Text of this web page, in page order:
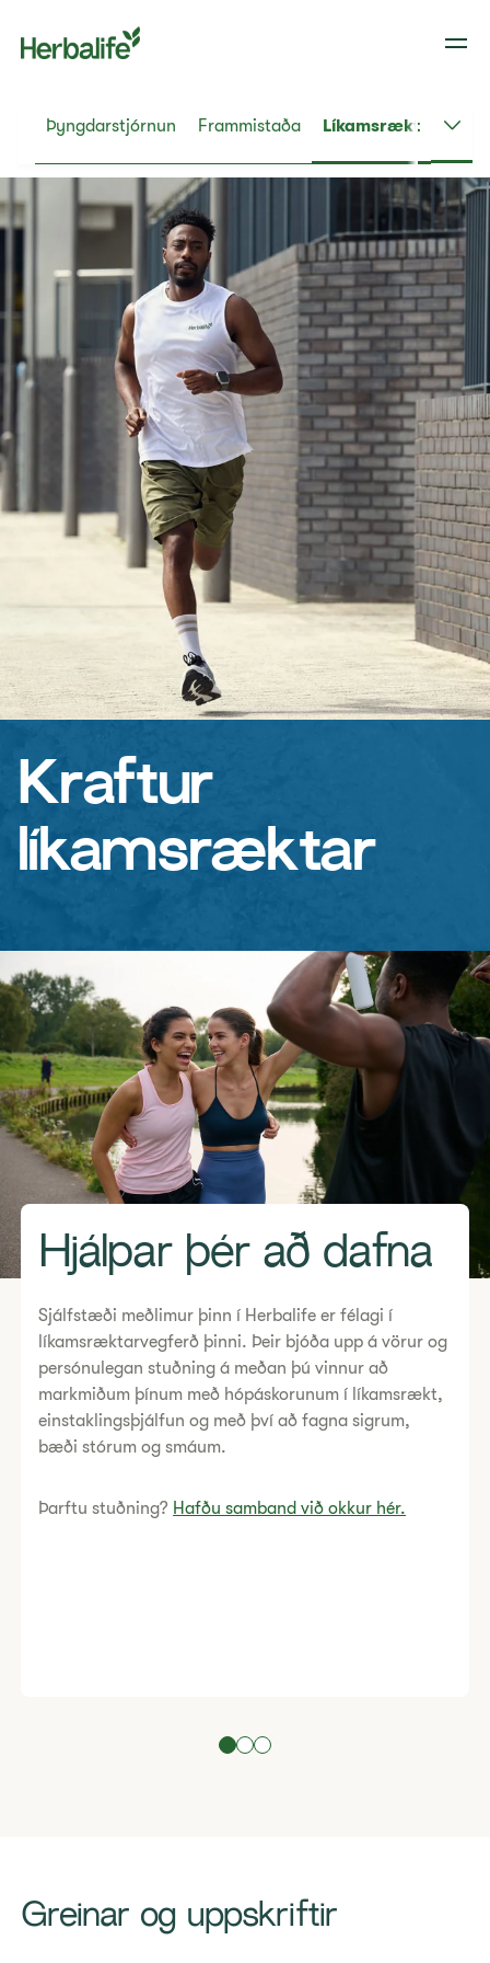
Þyngdarstjórnun Frammistaða Líkamsrækt
Kraftur
líkamsræktar
Hjálpar þér að dafna
Sjálfstæði meðlimur þinn í Herbalife er félagi í
líkamsræktarvegferð þinni. Þeir bjóða upp á vörur og
persónulegan stuðning á meðan þú vinnur að
markmiðum þínum með hópáskorunum í líkamsrækt,
einstaklingsþjálfun og með því að fagna sigrum,
bæði stórum og smáum.
Þarftu stuðning? Hafðu samband við okkur hér.
Greinar og uppskriftir